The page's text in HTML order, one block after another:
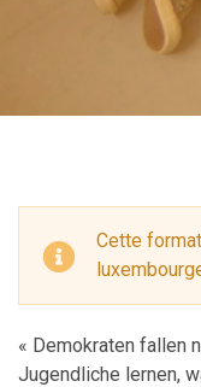
Cette
« Demokraten fallen
Jugendliche lernen,